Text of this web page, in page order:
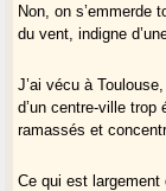
Non, on s’emmerde
du vent, indigne
J’ai vécu à
d’un centre-ville
ramassés et
Ce qui est